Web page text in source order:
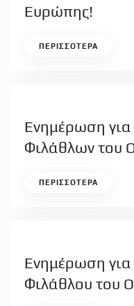
Ευρώπης!
ΠΕΡΙΣΣΟΤΕΡΑ
Ενημέρωση
Φιλάθλων του
ΠΕΡΙΣΣΟΤΕΡΑ
Ενημέρωση για
Φιλάθλου του